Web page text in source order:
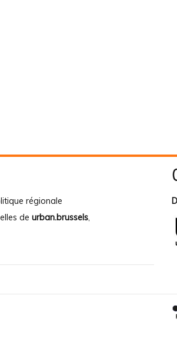
régionale
de urban.brussels,